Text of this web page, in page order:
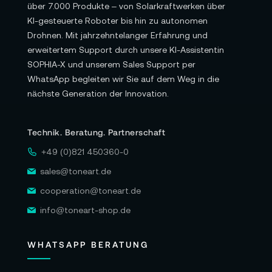
Das integrierte DJI RTK-Modul liefert präzise
Positionsdaten und unterstützt eine schnelle
Rückkehrfunktion, selbst in Gebieten mit
schwachem oder fehlendem GPS-Signal. Für
Vermessung, Kartierung und wiederkehrende
Missionen wird daraus ein konsistenter Rahmen:
Als Kaufargument ist dieser Block die Grundlage
die professionelle Arbeit erst entspannt möglich
macht.
🎥 Bewegung verstehen – ein kurzer
Blick in die Dynamik der Matrice 4T
über 7.000 Produkte – von Solarkraftwerken über
KI-gesteuerte Roboter bis hin zu autonomen
Drohnen. Mit jahrzehntelanger Erfahrung und
erweitertem Support durch unsere KI-Assistentin
SOPHIA-X und unserem Sales Support per
WhatsApp begleiten wir Sie auf dem Weg in die
nächste Generation der Innovation.
Technik. Beratung. Partnerschaft
+49 (0)821 450360-0
sales@toneart.de
cooperation@toneart.de
info@toneart-shop.de
WHATSAPP BERATUNG